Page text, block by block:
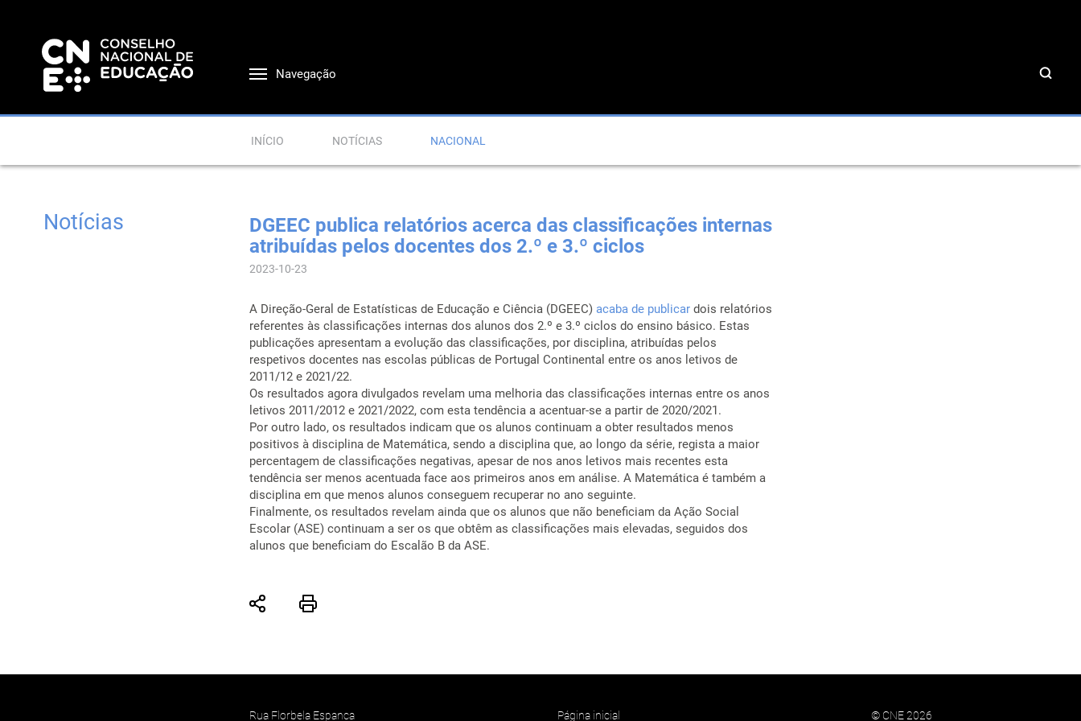
Navegação
INÍCIO NOTÍCIAS NACIONAL
Notícias
DGEEC publica relatórios acerca das classificações internas
atribuídas pelos docentes dos 2.º e 3.º ciclos
2023-10-23
A Direção-Geral de Estatísticas de Educação e Ciência (DGEEC) acaba de publicar dois relatórios
referentes às classificações internas dos alunos dos 2.º e 3.º ciclos do ensino básico. Estas
publicações apresentam a evolução das classificações, por disciplina, atribuídas pelos
respetivos docentes nas escolas públicas de Portugal Continental entre os anos letivos de
2011/12 e 2021/22.
Os resultados agora divulgados revelam uma melhoria das classificações internas entre os anos
letivos 2011/2012 e 2021/2022, com esta tendência a acentuar-se a partir de 2020/2021.
Por outro lado, os resultados indicam que os alunos continuam a obter resultados menos
positivos à disciplina de Matemática, sendo a disciplina que, ao longo da série, regista a maior
percentagem de classificações negativas, apesar de nos anos letivos mais recentes esta
tendência ser menos acentuada face aos primeiros anos em análise. A Matemática é também a
disciplina em que menos alunos conseguem recuperar no ano seguinte.
Finalmente, os resultados revelam ainda que os alunos que não beneficiam da Ação Social
Escolar (ASE) continuam a ser os que obtêm as classificações mais elevadas, seguidos dos
alunos que beneficiam do Escalão B da ASE.
Rua Florbela Espanca Página inicial © CNE 2026